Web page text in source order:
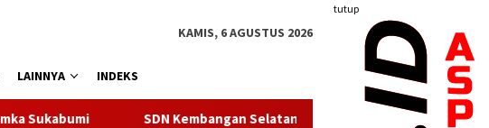
tutup
KAMIS, 6 AGUSTUS 2026
LAINNYA INDEKS
SDN Kembangan Selatan 01 Jakarta Barat Resmi Miliki Koperasi